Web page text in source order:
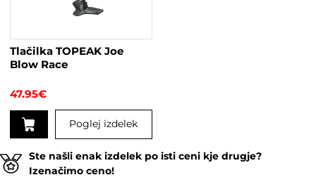
Tlačilka TOPEAK Joe
Blow Race
47.95€
Poglej izdelek
izdelek
ima
Ste našli enak izdelek po isti ceni kje drugje?
Izenačimo ceno!